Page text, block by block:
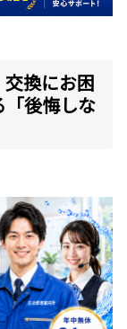
換にお困
「後悔しな